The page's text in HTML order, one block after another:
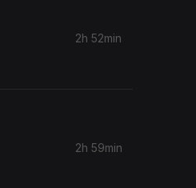
2h 52min
2h 59min